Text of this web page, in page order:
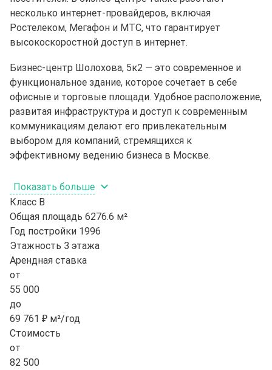
несколько интернет-провайдеров, включая
Ростелеком, Мегафон и МТС, что гарантирует
высокоскоростной доступ в интернет.
Бизнес-центр Шолохова, 5к2 — это современное и
функциональное здание, которое сочетает в себе
офисные и торговые площади. Удобное расположение,
развитая инфраструктура и доступ к современным
коммуникациям делают его привлекательным
выбором для компаний, стремящихся к
эффективному ведению бизнеса в Москве.
Показать больше
Класс B
Общая площадь 6276.6 м²
Год постройки 1996
Этажность 3 этажа
Арендная ставка
от
55 000
до
69 761 ₽ м²/год
Стоимость
от
82 500